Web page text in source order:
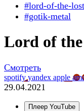
#lord-of-the-lost
#gotik-metal
Lord of
Смотреть
spotifyyandex apple
29.04.2021
Плеер YouTube